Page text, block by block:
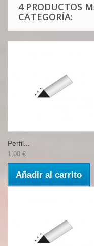
4 PRODUCTOS
CATEGORÍA:
Perfil...
1,00 €
Añadir al carrito